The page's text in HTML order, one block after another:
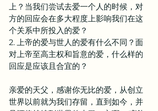
上？当我们尝试去爱一个人的时候，对
方的回应会在多大程度上影响我们在这
个关系中所投入的爱？
2. 上帝的爱与世人的爱有什么不同？面
对上帝至高主权和旨意的爱，什么样的
回应是应该且合宜的？
亲爱的天父，感谢你无比的爱，从创立
世界以前就为我们存留，直到如今，并